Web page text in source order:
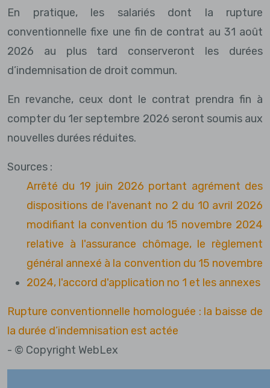
En pratique, les salariés dont la rupture
conventionnelle fixe une fin de contrat au 31 août
2026 au plus tard conserveront les durées
d’indemnisation de droit commun.
En revanche, ceux dont le contrat prendra fin à
compter du 1er septembre 2026 seront soumis aux
nouvelles durées réduites.
Sources :
Arrêté du 19 juin 2026 portant agrément des
dispositions de l'avenant no 2 du 10 avril 2026
modifiant la convention du 15 novembre 2024
relative à l'assurance chômage, le règlement
général annexé à la convention du 15 novembre
2024, l'accord d'application no 1 et les annexes
Rupture conventionnelle homologuée : la baisse de
la durée d’indemnisation est actée
- © Copyright WebLex